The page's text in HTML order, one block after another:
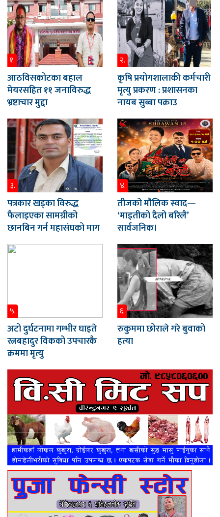
१.
आठविसकोटका बहाल
मेयरसहित ११ जनाविरुद्ध
भ्रष्टाचार मुद्दा
२.
कृषि प्रयोगशालाकी कर्मचारी
मृत्यु प्रकरण : प्रशासनका
नायब सुब्बा पक्राउ
३.
पत्रकार खड्का विरुद्ध
फैलाइएका सामग्रीको
छानबिन गर्न महासंघको माग
४.
तीजको मौलिक स्वाद—
‘माइतीको दैलो बरिलै’
सार्वजनिक।
५.
अटो दुर्घटनामा गम्भीर घाइते
रत्नबहादुर विकको उपचारकै
क्रममा मृत्यु
६.
रुकुममा छोराले गरे बुवाको
हत्या